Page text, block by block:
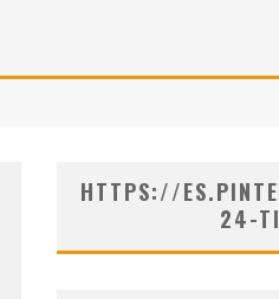
HTTPS://
24-